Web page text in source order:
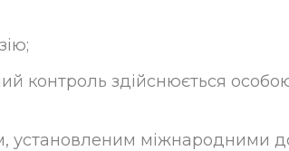
контроль здійснюється
установленим міжнародними